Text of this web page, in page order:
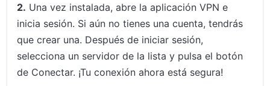
2. Una vez instalada, abre la aplicación VPN e
inicia sesión. Si aún no tienes una cuenta, tendrás
que crear una. Después de iniciar sesión,
selecciona un servidor de la lista y pulsa el botón
de Conectar. ¡Tu conexión ahora está segura!